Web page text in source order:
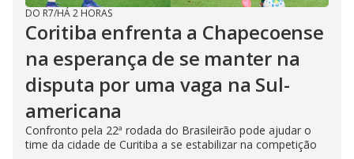
DO R7/HÁ 2 HORAS
Coritiba enfrenta a Chapecoense
na esperança de se manter na
disputa por uma vaga na Sul-
americana
Confronto pela 22ª rodada do Brasileirão pode ajudar o
time da cidade de Curitiba a se estabilizar na competição